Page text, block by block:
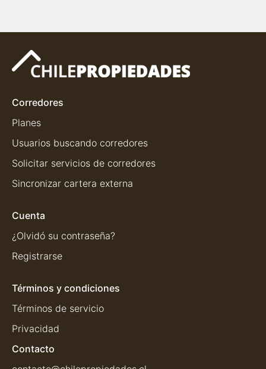
Corredores
Planes
Usuarios buscando corredores
Solicitar servicios de corredores
Sincronizar cartera externa
Cuenta
¿Olvidó su contraseña?
Registrarse
Términos y condiciones
Términos de servicio
Privacidad
Contacto